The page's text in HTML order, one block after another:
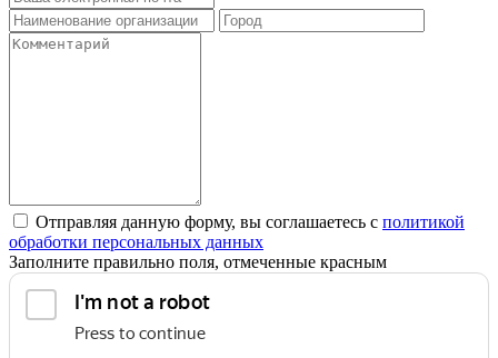
Отправляя данную форму, вы соглашаетесь с политикой
обработки персональных данных
Заполните правильно поля, отмеченные красным